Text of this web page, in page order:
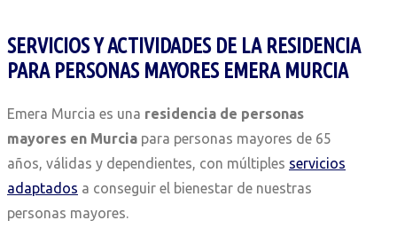
SERVICIOS Y ACTIVIDADES DE LA RESIDENCIA
PARA PERSONAS MAYORES EMERA MURCIA
Emera Murcia es una residencia de personas
mayores en Murcia para personas mayores de 65
años, válidas y dependientes, con múltiples servicios
adaptados a conseguir el bienestar de nuestras
personas mayores.